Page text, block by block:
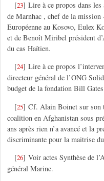
[23]Lire à ce propos dans
de Marnhac , chef de la
Européenne au Kosovo, Eulex
et de Benoît Miribel président
du cas Haïtien.
[24]Lire à ce propos
directeur général de l’ONG
budget de la fondation Bill
[25]Cf. Alain Boinet sur son
coalition en Afghanistan sous
ans après rien n’a avancé et la
discriminante pour la maitrise
[26]Voir actes Synthèse de
général Marine.